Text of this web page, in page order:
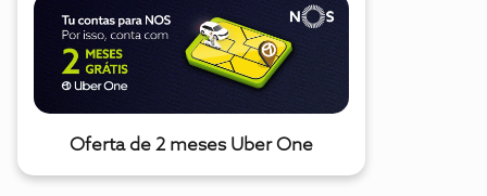
Oferta de 2 meses Uber One